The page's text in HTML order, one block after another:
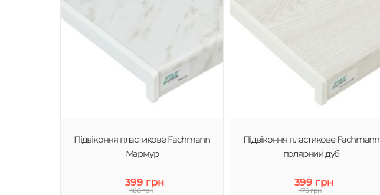
Підвіконня пластикове Fachmann
Мармур
399 грн
460 грн
Підвіконня пластикове Fachmann
полярний дуб
399 грн
470 грн